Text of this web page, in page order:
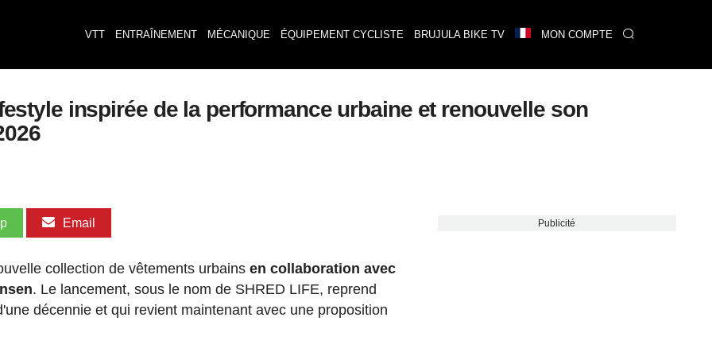
VTT ENTRAÎNEMENT MÉCANIQUE ÉQUIPEMENT CYCLISTE BRUJULA BIKE TV MON COMPTE
inspirée de la performance urbaine et renouvelle son
Email
collection de vêtements urbainsen collaboration avec
. Le lancement, sous le nom de SHRED LIFE, reprend
décennie et qui revient maintenant avec une proposition
Publicité